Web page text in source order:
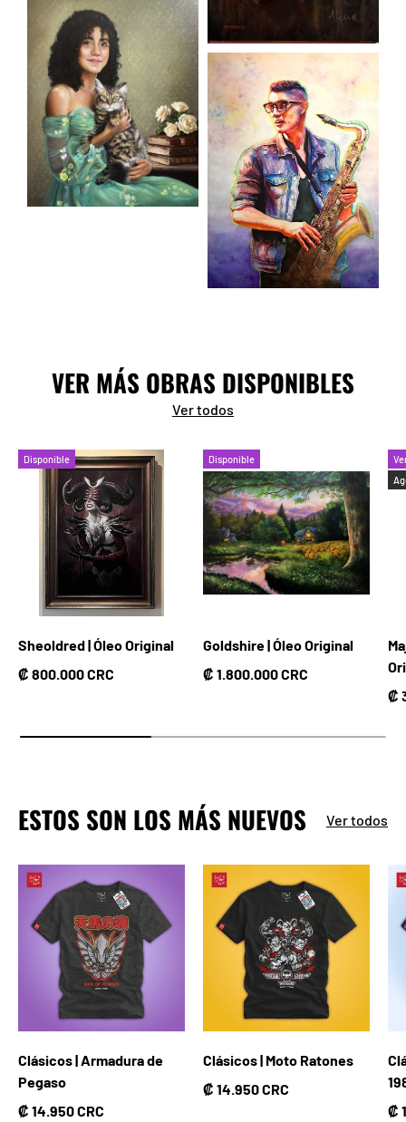
VER MÁS OBRAS DISPONIBLES
Ver todos
Disponible
Sheoldred | Óleo Original
Precio normal
₡ 800.000 CRC
Disponible
Goldshire | Óleo Original
Precio normal
₡ 1.800.000 CRC
₡
ESTOS SON LOS MÁS NUEVOS Ver todos
Clásicos | Armadura de
Pegaso
Precio normal
₡ 14.950 CRC
Clásicos | Moto Ratones
Precio normal
₡ 14.950 CRC
₡